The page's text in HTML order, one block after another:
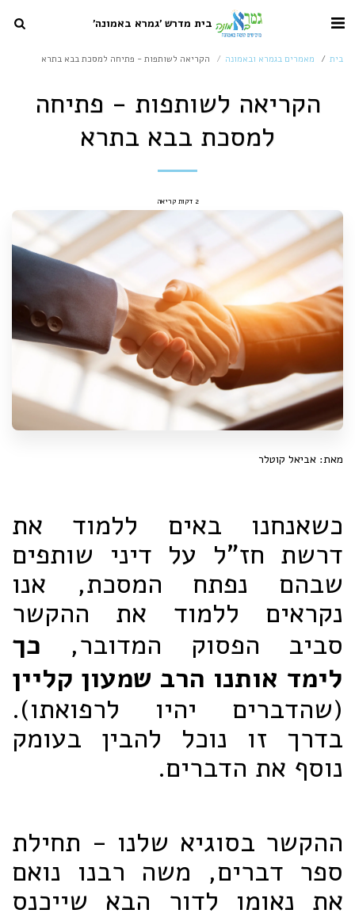
בית מדרש 'גמרא באמונה'
בית מאמרים בגמרא ובאמונה הקריאה לשותפות - פתיחה למסכת בבא בתרא
הקריאה לשותפות - פתיחה
למסכת בבא בתרא
2 דקות קריאה
מאת: אביאל קוטלר
כשאנחנו באים ללמוד את
דרשת חז"ל על דיני שותפים
שבהם נפתח המסכת, אנו
נקראים ללמוד את ההקשר
סביב הפסוק המדובר, כך
לימד אותנו הרב שמעון קליין
(שהדברים יהיו לרפואתו).
בדרך זו נוכל להבין בעומק
נוסף את הדברים.
ההקשר בסוגיא שלנו - תחילת
ספר דברים, משה רבנו נואם
את נאומו לדור הבא שייכנס